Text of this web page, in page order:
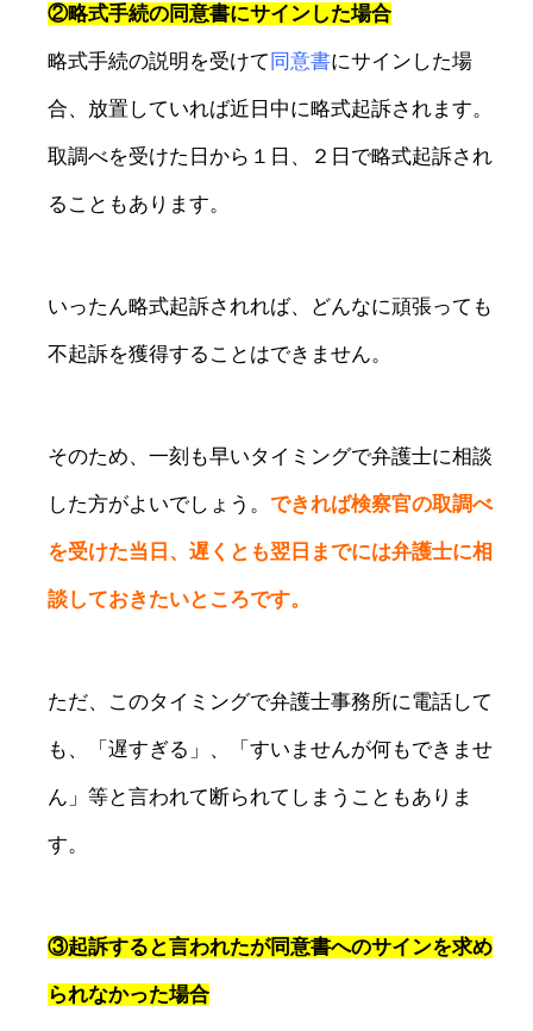
②略式手続の同意書にサインした場合
略式手続の説明を受けて 同意書にサインした場
合、放置していれば近日中に略式起訴されます。
取調べを受けた日から１日、２日で略式起訴され
ることもあります。
いったん略式起訴されれば、どんなに頑張っても
不起訴を獲得することはできません。
そのため、一刻も早いタイミングで弁護士に相談
した方がよいでしょう。 できれば検察官の取調べ
を受けた当日、遅くとも翌日までには弁護士に相
談しておきたいところです。
ただ、このタイミングで弁護士事務所に電話して
も、「遅すぎる」、「すいませんが何もできませ
ん」等と言われて断られてしまうこともありま
す。
③起訴すると言われたが同意書へのサインを求め
られなかった場合